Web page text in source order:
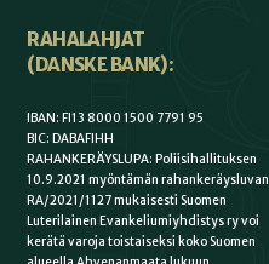
RAHALAHJAT
(DANSKE BANK):
IBAN: FI13 8000 1500 7791 95
BIC: DABAFIHH
RAHANKERÄYSLUPA: Poliisihallituksen
10.9.2021 myöntämän rahankeräysluvan
RA/2021/1127 mukaisesti Suomen
Luterilainen Evankeliumiyhdistys ry voi
kerätä varoja toistaiseksi koko Suomen